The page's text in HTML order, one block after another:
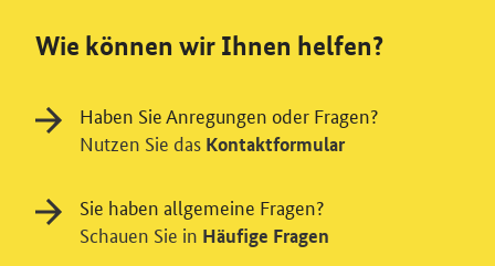
Wie können wir Ihnen helfen?
Haben Sie Anregungen oder Fragen?
Nutzen Sie das Kontaktformular
Sie haben allgemeine Fragen?
Schauen Sie in Häufige Fragen